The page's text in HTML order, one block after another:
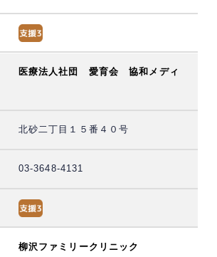
医療法人社団 愛育会 協和メディ
北砂二丁目１５番４０号
03-3648-4131
柳沢ファミリークリニック